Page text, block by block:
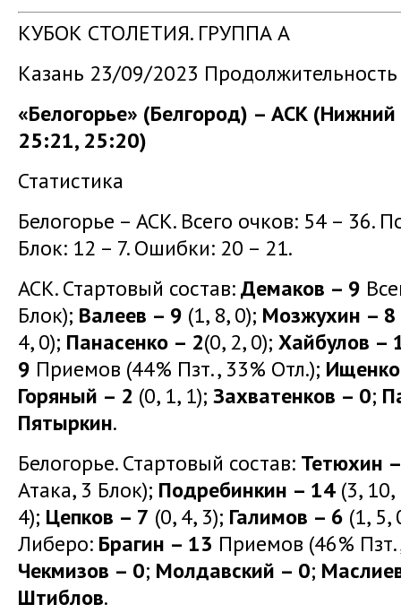
КУБОК СТОЛЕТИЯ. ГРУППА А
Казань 23/09/2023
«Белогорье» (Белгород) – АСК
25:21, 25:20)
Статистика
Белогорье – АСК. Всего очков: 54 – 36.
Блок: 12 – 7. Ошибки: 20 – 21.
АСК. Стартовый состав:Демаков – 9
Блок); Валеев – 9 (1, 8, 0); Мозжухин – 8
4, 0); Панасенко – 2(0, 2, 0); Хайбулов –
9 Приемов (44% Пзт., 33% Отл.);
Горяный – 2 (0, 1, 1); Захватенков – 0;
Пятыркин.
Белогорье. Стартовый состав: Тетюхин
Атака, 3 Блок); Подребинкин – 14 (3,
4); Цепков – 7 (0, 4, 3); Галимов – 6 (1, 5,
Либеро: Брагин – 13 Приемов (46%
Чекмизов – 0; Молдавский – 0;
Штиблов.